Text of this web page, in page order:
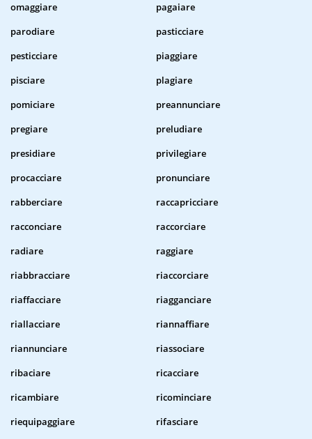
omaggiare
pagaiare
parodiare
pasticciare
pesticciare
piaggiare
pisciare
plagiare
pomiciare
preannunciare
pregiare
preludiare
presidiare
privilegiare
procacciare
pronunciare
rabberciare
raccapricciare
racconciare
raccorciare
radiare
raggiare
riabbracciare
riaccorciare
riaffacciare
riagganciare
riallacciare
riannaffiare
riannunciare
riassociare
ribaciare
ricacciare
ricambiare
ricominciare
riequipaggiare
rifasciare